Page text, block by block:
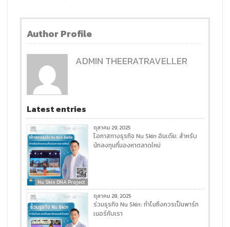
Author Profile
ADMIN THEERATRAVELLER
Latest entries
Nu Skin DNA Project
ตุลาคม 29, 2025
โอกาสทางธุรกิจ Nu Skin อินเดีย: สำหรับ
นักลงทุนที่มองหาตลาดใหม่
ตุลาคม 28, 2025
ร่วมธุรกิจ Nu Skin: ทำไมถึงควรเป็นพาร์ท
เนอร์กับเรา